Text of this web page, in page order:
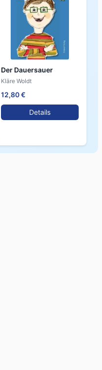
Der Dauersauer
Kläre Woldt
12,80 €
Details